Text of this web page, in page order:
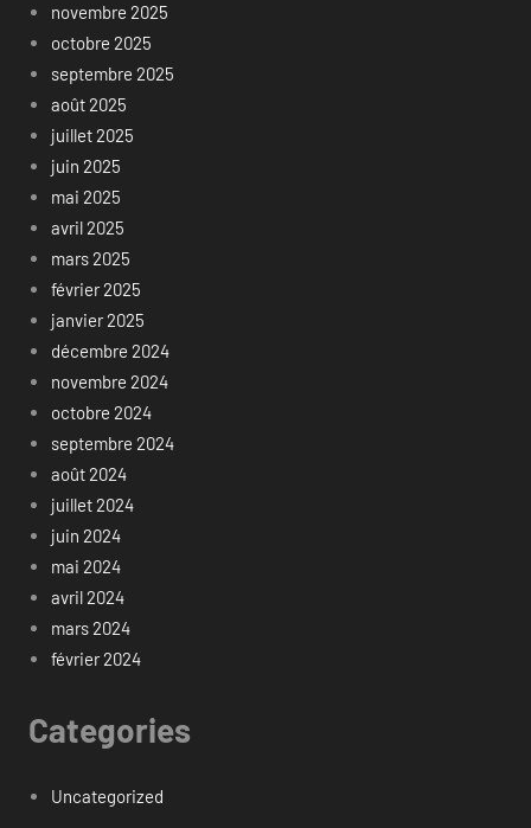
novembre 2025
octobre 2025
septembre 2025
août 2025
juillet 2025
juin 2025
mai 2025
avril 2025
mars 2025
février 2025
janvier 2025
décembre 2024
novembre 2024
octobre 2024
septembre 2024
août 2024
juillet 2024
juin 2024
mai 2024
avril 2024
mars 2024
février 2024
Categories
Uncategorized